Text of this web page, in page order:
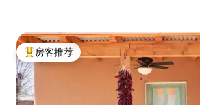
热门「房客推荐」
房客推荐